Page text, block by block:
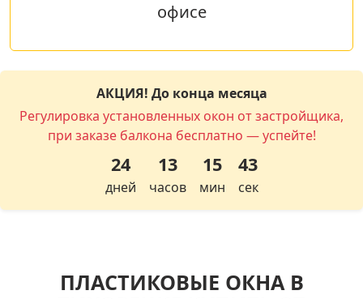
офисе
АКЦИЯ! До конца месяца
Регулировка установленных окон от застройщика,
при заказе балкона бесплатно — успейте!
24
дней
13
часов
15
мин
42
сек
ПЛАСТИКОВЫЕ ОКНА В